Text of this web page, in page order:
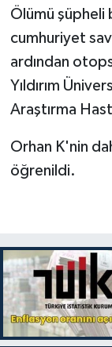
Ölümü şüpheli
cumhuriyet
ardından
Yıldırım
Araştırma
Orhan K'nin
öğrenildi.